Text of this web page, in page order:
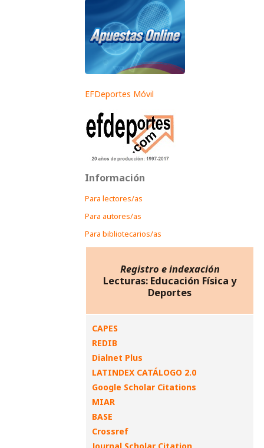
EFDeportes Móvil
Información
Para lectores/as
Para autores/as
Para bibliotecarios/as
Registro e indexación
Lecturas: Educación Física y
Deportes
CAPES
REDIB
Dialnet Plus
LATINDEX CATÁLOGO 2.0
Google Scholar Citations
MIAR
BASE
Crossref